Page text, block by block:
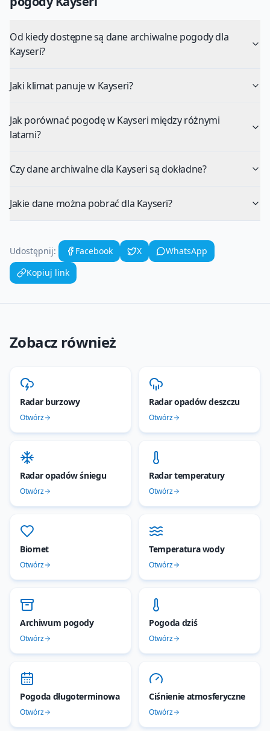
Od kiedy dostępne są dane archiwalne pogody dla
Kayseri?
Jaki klimat panuje w Kayseri?
Jak porównać pogodę w Kayseri między różnymi
latami?
Czy dane archiwalne dla Kayseri są dokładne?
Jakie dane można pobrać dla Kayseri?
Udostępnij: Facebook X
WhatsApp
Kopiuj link
Zobacz również
Radar burzowy
Otwórz
Radar opadów deszczu
Otwórz
Radar opadów śniegu
Otwórz
Radar temperatury
Otwórz
Biomet
Otwórz
Temperatura wody
Otwórz
Archiwum pogody
Otwórz
Pogoda dziś
Otwórz
Pogoda długoterminowa
Otwórz
Ciśnienie atmosferyczne
Otwórz